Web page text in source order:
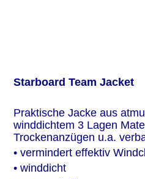
Starboard Team Jacket
Praktische Jacke aus
winddichtem 3 Lagen
Trockenanzügen u.a.
• vermindert effektiv
• winddicht